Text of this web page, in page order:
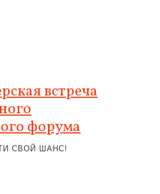
встреча
форума
СВОЙ ШАНС!